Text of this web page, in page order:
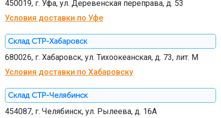
450019, г. Уфа, ул. Деревенская переправа, д. 53
Условия доставки по Уфе
Склад СТР-Хабаровск
680026, г. Хабаровск, ул. Тихоокеанская, д. 73, лит. М
Условия доставки по Хабаровску
Склад СТР-Челябинск
454087, г. Челябинск, ул. Рылеева, д. 16А